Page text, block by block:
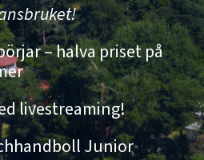
– halva priset på
livestreaming!
Junior